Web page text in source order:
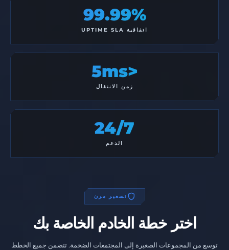
99.99%
اتفاقية UPTIME SLA
<5ms
زمن الانتقال
24/7
الدعم
تسعير مرن
اختر خطة الخادم الخاصة بك
توسع من المجموعات الصغيرة إلى المجتمعات الضخمة. تتضمن جميع الخطط